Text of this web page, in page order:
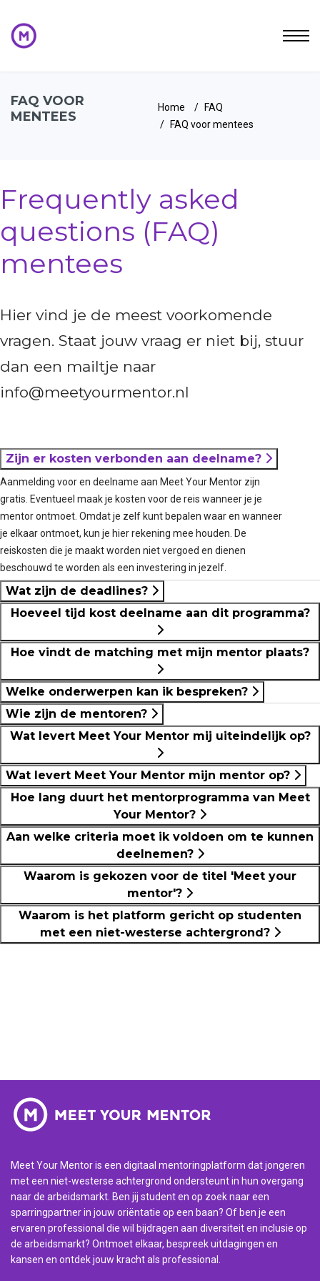
FAQ VOOR
MENTEES
Home
FAQ
FAQ voor mentees
Frequently asked
questions (FAQ)
mentees
Hier vind je de meest voorkomende
vragen. Staat jouw vraag er niet bij, stuur
dan een mailtje naar
info@meetyourmentor.nl
Zijn er kosten verbonden aan deelname?
Aanmelding voor en deelname aan Meet Your Mentor zijn
gratis. Eventueel maak je kosten voor de reis wanneer je je
mentor ontmoet. Omdat je zelf kunt bepalen waar en wanneer
je elkaar ontmoet, kun je hier rekening mee houden. De
reiskosten die je maakt worden niet vergoed en dienen
beschouwd te worden als een investering in jezelf.
Wat zijn de deadlines?
Hoeveel tijd kost deelname aan dit programma?
Welke onderwerpen kan ik bespreken?
Wie zijn de mentoren?
Wat levert Meet Your Mentor mij uiteindelijk op?
Wat levert Meet Your Mentor mijn mentor op?
Hoe lang duurt het mentorprogramma van Meet
Your Mentor?
Aan welke criteria moet ik voldoen om te kunnen
deelnemen?
Waarom is gekozen voor de titel 'Meet your
mentor'?
Waarom is het platform gericht op studenten
met een niet-westerse achtergrond?
Meet Your Mentor is een digitaal mentoringplatform dat jongeren
met een niet-westerse achtergrond ondersteunt in hun overgang
naar de arbeidsmarkt. Ben jij student en op zoek naar een
sparringpartner in jouw oriëntatie op een baan? Of ben je een
ervaren professional die wil bijdragen aan diversiteit en inclusie op
de arbeidsmarkt? Ontmoet elkaar, bespreek uitdagingen en
kansen en ontdek jouw kracht als professional.